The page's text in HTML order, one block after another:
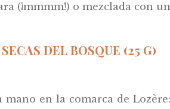
(¡mmmm!) o mezclada con
DEL BOSQUE (25 G)
mano en la comarca de